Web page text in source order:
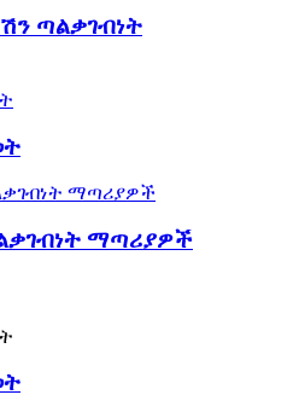
ጣልቃገብነት
ማጣሪያዎች